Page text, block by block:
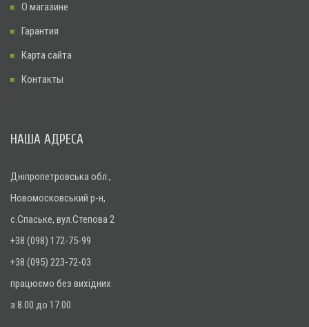
О магазине
Гарантия
Карта сайта
Контакты
НАША АДРЕСА
Дніпропетровська обл.,
Новомосковський р-н,
с.Спаське, вул.Степова 2
+38 (098) 172-75-99
+38 (095) 223-72-03
працюємо без вихідних
з 8.00 до 17.00